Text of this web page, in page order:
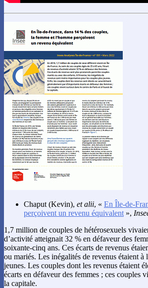
Chaput (Kevin), et alii, « En Île-de-
perçoivent un revenu équivalent »,
1,7 million de couples de hétérosexuels
d’activité atteignait 32 % en défaveur des
soixante-cinq ans. Ces écarts de revenus
ou mariés. Les inégalités de revenus étaient
jeunes. Les couples dont les revenus étaient
écarts en défaveur des femmes ; ces couples
la capitale.